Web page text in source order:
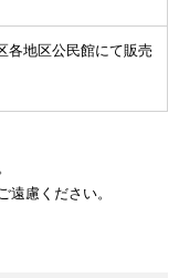
各地区公民館にて販売
慮ください。